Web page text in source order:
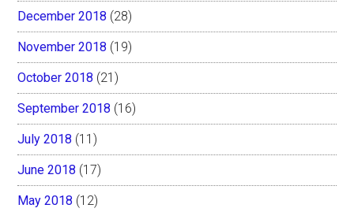
December 2018 (28)
November 2018 (19)
October 2018 (21)
September 2018 (16)
July 2018 (11)
June 2018 (17)
May 2018 (12)